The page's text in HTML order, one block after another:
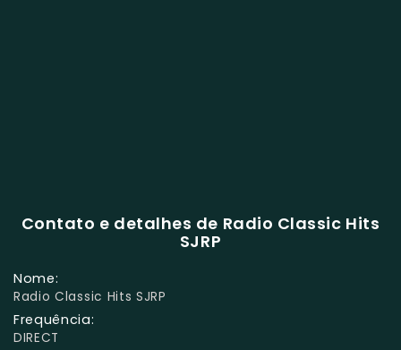
Contato e detalhes de Radio Classic Hits
SJRP
Nome:
Radio Classic Hits SJRP
Frequência:
DIRECT